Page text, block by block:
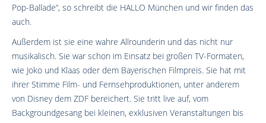
Pop-Ballade“, so schreibt die HALLO München und wir finden das
auch.
Außerdem ist sie eine wahre Allrounderin und das nicht nur
musikalisch. Sie war schon im Einsatz bei großen TV-Formaten,
wie Joko und Klaas oder dem Bayerischen Filmpreis. Sie hat mit
ihrer Stimme Film- und Fernsehproduktionen, unter anderem
von Disney dem ZDF bereichert. Sie tritt live auf, vom
Backgroundgesang bei kleinen, exklusiven Veranstaltungen bis